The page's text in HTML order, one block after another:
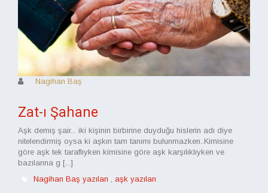
Nagihan Baş
Zat-ı Şahane
Aşk demiş şair... iki kişinin birbirine duyduğu hislerin adı diye
nitelendirmiş oysa ki aşkın tam tanımı bulunmazken..Kimisine
göre aşk tek taraflıyken kimisine göre aşk karşılıklıyken ve
bazılarına g [...]
Nagihan Baş yazıları
aşk yazıları